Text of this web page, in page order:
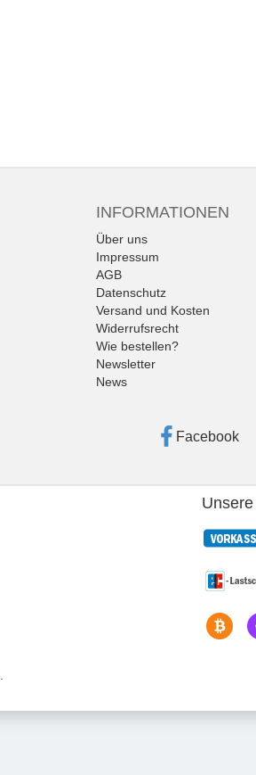
INFORMATIONEN
Über uns
Impressum
AGB
Datenschutz
Versand und Kosten
Widerrufsrecht
Wie bestellen?
Newsletter
News
Facebook